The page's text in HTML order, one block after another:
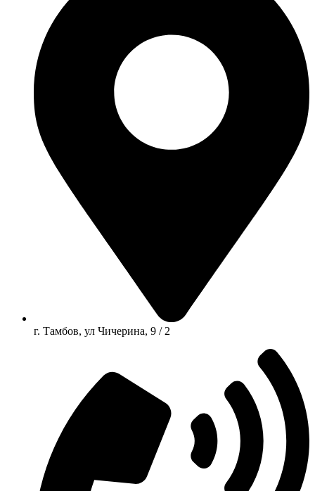
г. Тамбов, ул Чичерина, 9 / 2